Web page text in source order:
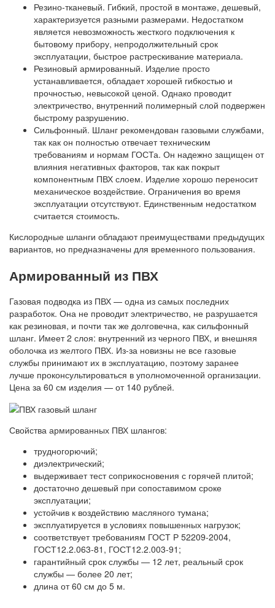
Резино-тканевый. Гибкий, простой в монтаже, дешевый,
характеризуется разными размерами. Недостатком
является невозможность жесткого подключения к
бытовому прибору, непродолжительный срок
эксплуатации, быстрое растрескивание материала.
Резиновый армированный. Изделие просто
устанавливается, обладает хорошей гибкостью и
прочностью, невысокой ценой. Однако проводит
электричество, внутренний полимерный слой подвержен
быстрому разрушению.
Сильфонный. Шланг рекомендован газовыми службами,
так как он полностью отвечает техническим
требованиям и нормам ГОСТа. Он надежно защищен от
влияния негативных факторов, так как покрыт
компонентным ПВХ слоем. Изделие хорошо переносит
механическое воздействие. Ограничения во время
эксплуатации отсутствуют. Единственным недостатком
считается стоимость.
Кислородные шланги обладают преимуществами предыдущих
вариантов, но предназначены для временного пользования.
Армированный из ПВХ
Газовая подводка из ПВХ — одна из самых последних
разработок. Она не проводит электричество, не разрушается
как резиновая, и почти так же долговечна, как сильфонный
шланг. Имеет 2 слоя: внутренний из черного ПВХ, и внешняя
оболочка из желтого ПВХ. Из-за новизны не все газовые
службы принимают их в эксплуатацию, поэтому заранее
лучше проконсультироваться в уполномоченной организации.
Цена за 60 см изделия — от 140 рублей.
Свойства армированных ПВХ шлангов:
трудногорючий;
диэлектрический;
выдерживает тест соприкосновения с горячей плитой;
достаточно дешевый при сопоставимом сроке
эксплуатации;
устойчив к воздействию масляного тумана;
эксплуатируется в условиях повышенных нагрузок;
соответствует требованиям ГОСТ Р 52209-2004,
ГОСТ12.2.063-81, ГОСТ12.2.003-91;
гарантийный срок службы — 12 лет, реальный срок
службы — более 20 лет;
длина от 60 см до 5 м.